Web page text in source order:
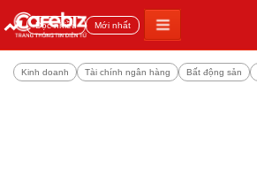
Đọc nhiều Mới nhất
Kinh doanh Tài chính ngân hàng Bất động sản